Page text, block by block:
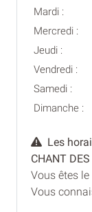
Mardi :
Mercredi :
Jeudi :
Vendredi :
Samedi :
Dimanche :
Les
CHANT
Vous êtes
Vous